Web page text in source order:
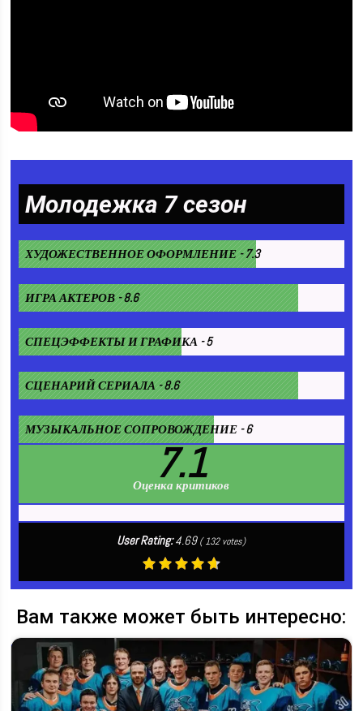
Молодежка 7 сезон
ХУДОЖЕСТВЕННОЕ ОФОРМЛЕНИЕ - 7.3
ИГРА АКТЕРОВ - 8.6
СПЕЦЭФФЕКТЫ И ГРАФИКА - 5
СЦЕНАРИЙ СЕРИАЛА - 8.6
МУЗЫКАЛЬНОЕ СОПРОВОЖДЕНИЕ - 6
7.1
Оценка критиков
User Rating:4.69 (132votes)
Вам также может быть интересно: